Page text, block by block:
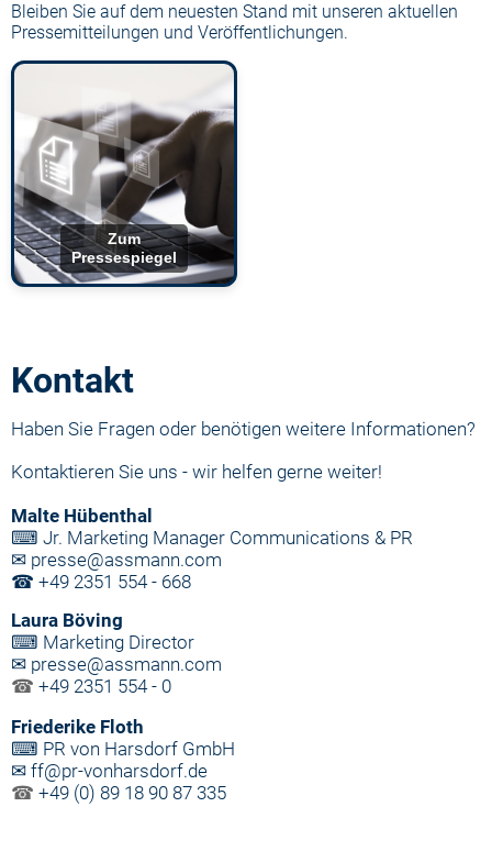
Bleiben Sie auf dem neuesten Stand mit unseren aktuellen
Pressemitteilungen und Veröffentlichungen.
Zum
Pressespiegel
Kontakt
Haben Sie Fragen oder benötigen weitere Informationen?
Kontaktieren Sie uns - wir helfen gerne weiter!
Malte Hübenthal
⌨ Jr. Marketing Manager Communications & PR
✉ presse@assmann.com
☎ +49 2351 554 - 668
Laura Böving
⌨ Marketing Director
✉ presse@assmann.com
☎ +49 2351 554 - 0
Friederike Floth
⌨ PR von Harsdorf GmbH
✉ ff@pr-vonharsdorf.de
☎ +49 (0) 89 18 90 87 335